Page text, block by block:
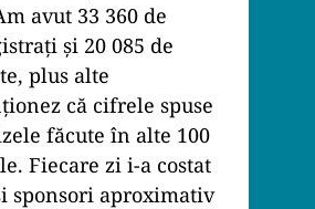
avut 33 360 de
și 20 085 de
plus alte
că cifrele spuse
făcute în alte 100
Fiecare zi i-a costat
sponsori aproximativ